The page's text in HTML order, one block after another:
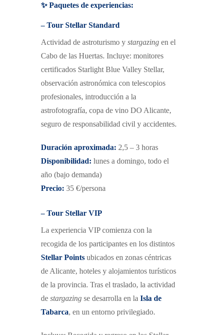
✨ Paquetes de experiencias:
– Tour Stellar Standard
Actividad de astroturismo y stargazing en el
Cabo de las Huertas. Incluye: monitores
certificados Starlight Blue Valley Stellar,
observación astronómica con telescopios
profesionales, introducción a la
astrofotografía, copa de vino DO Alicante,
seguro de responsabilidad civil y accidentes.
Duración aproximada: 2,5 – 3 horas
Disponibilidad: lunes a domingo, todo el
año (bajo demanda)
Precio: 35 €/persona
– Tour Stellar VIP
La experiencia VIP comienza con la
recogida de los participantes en los distintos
Stellar Points ubicados en zonas céntricas
de Alicante, hoteles y alojamientos turísticos
de la provincia. Tras el traslado, la actividad
de stargazing se desarrolla en la Isla de
Tabarca, en un entorno privilegiado.